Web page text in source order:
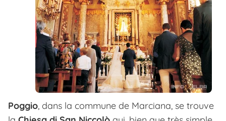
Poggio, dans la commune de Marciana, se trouve